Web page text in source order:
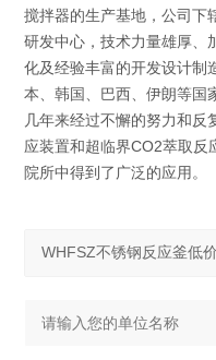
搅拌器的生产基地，公司下
研发中心，技术力量雄厚、
化及经验丰富的开发设计制
本、韩国、巴西、伊朗等国
几年来经过不懈的努力和反
应装置和超临界CO2萃取反
院所中得到了广泛的应用。